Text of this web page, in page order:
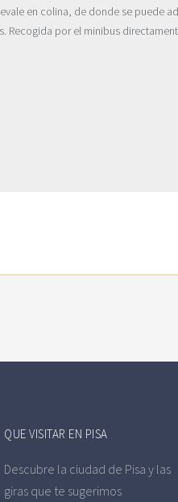
en colina, de donde se puede
Recogida por el minibus
QUE VISITAR EN PISA
Descubre la ciudad de Pisa y las
giras que te sugerimos